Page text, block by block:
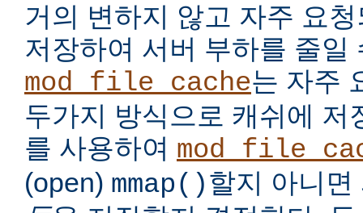
거의 변하지 않고 자주 요
저장하여 서버 부하를 줄일
mod_file_cache는 자주
두가지 방식으로 캐쉬에 저
를 사용하여
(open) mmap()할지 아니